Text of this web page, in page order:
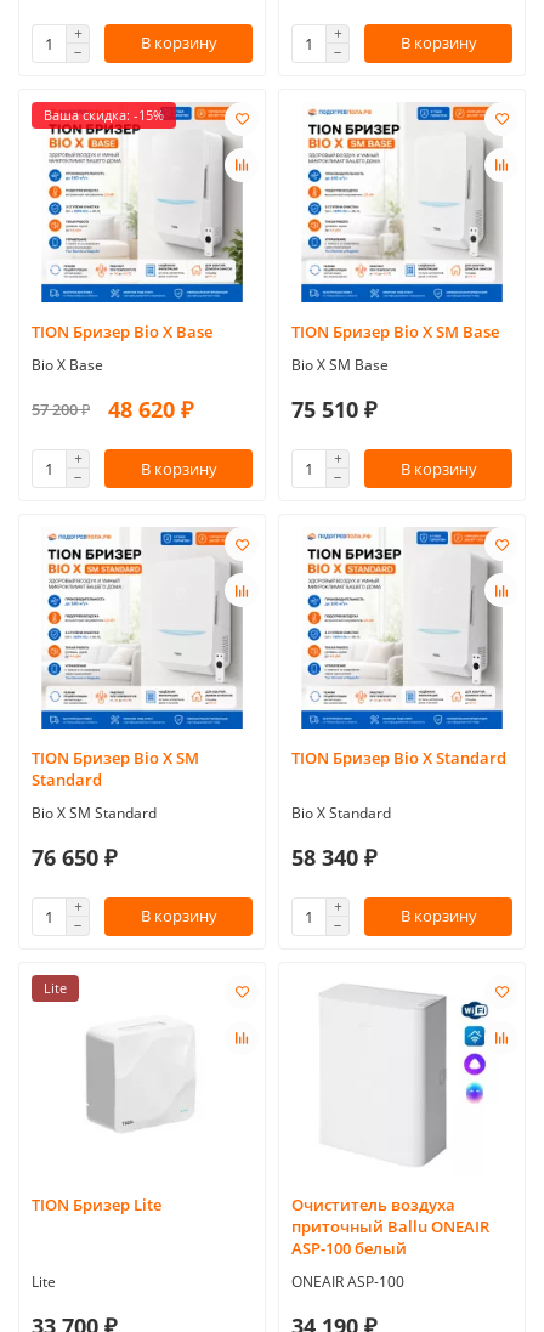
В корзину В корзину
Ваша скидка: -15%
TION Бризер Bio X Base
Bio X Base
57 200 ₽ 48 620 ₽
В корзину
TION Бризер Bio X SM Base
Bio X SM Base
75 510 ₽
В корзину
TION Бризер Bio X SM
Standard
Bio X SM Standard
76 650 ₽
В корзину
TION Бризер Bio X Standard
Bio X Standard
58 340 ₽
В корзину
Lite
TION Бризер Lite
Lite
Очиститель воздуха
приточный Ballu ONEAIR
ASP-100 белый
ONEAIR ASP-100